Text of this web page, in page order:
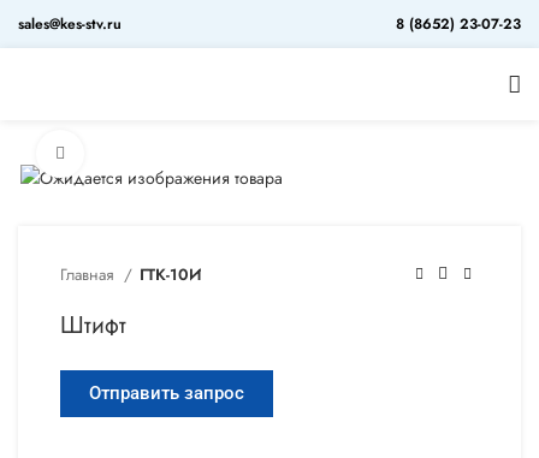
sales@kes-stv.ru 8 (8652) 23-07-23
Главная ГТК-10И
Штифт
Отправить запрос